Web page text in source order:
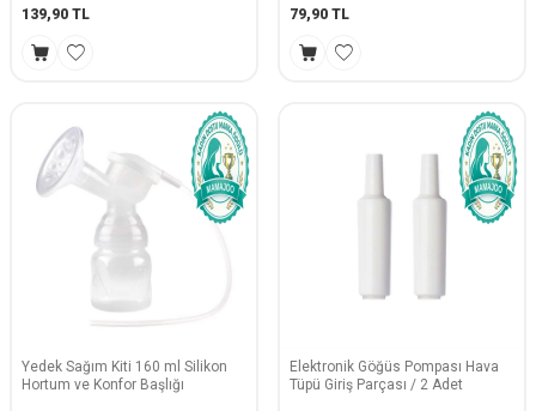
139,90 TL 79,90 TL
Yedek Sağım Kiti 160 ml Silikon
Hortum ve Konfor Başlığı
Elektronik Göğüs Pompası Hava
Tüpü Giriş Parçası / 2 Adet